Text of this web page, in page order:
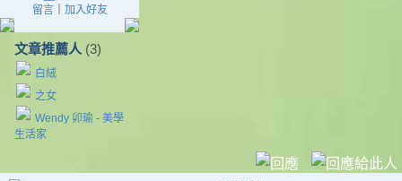
留言｜ 加入好友
文章推薦人 (3)
白絨
之女
Wendy 卯瑜 - 美學
生活家